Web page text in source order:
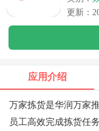
更新：
应用介绍
万家拣货是华润万家
员工高效完成拣货任